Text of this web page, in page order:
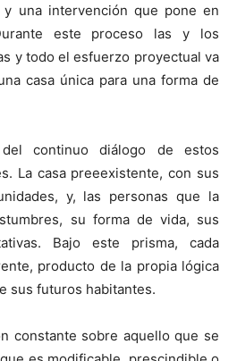
y una intervención que pone en
este proceso las y los
y todo el esfuerzo proyectual va
casa única para una forma de
continuo diálogo de estos
La casa preeexistente, con sus
y, las personas que la
su forma de vida, sus
Bajo este prisma, cada
producto de la propia lógica
sus futuros habitantes.
constante sobre aquello que se